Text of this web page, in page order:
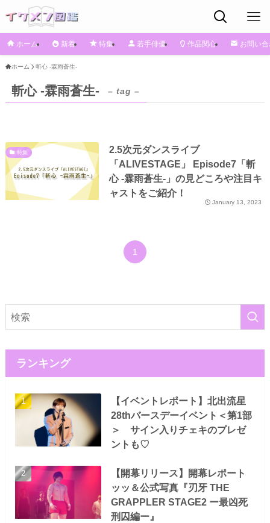
ホーム 新着 特集 若手俳優 作品関心 お問い
ホーム 斬心 -霖雨蒼生-
斬心 -霖雨蒼生- – tag –
特集
2.5次元ダンスライブ
「ALIVESTAGE」 Episode7「斬
心 -霖雨蒼生-」の見どころや注目キ
ャストをご紹介！
January 13, 2023
1
ランキング
【イベントレポート】北出流星
28thバースデーイベント＜第1部
＞ サイン入りチェキのプレゼ
ントも♡
【開幕リリース】開幕レポート
ッッ＆公式写真『刃牙 THE
GRAPPLER STAGE2 ー最凶死
刑囚編ー』